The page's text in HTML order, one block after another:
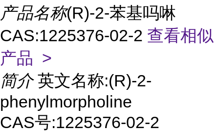
产品名称(R)-2-苯基吗啉
CAS:1225376-02-2 查看相似
产品 >
简介 英文名称:(R)-2-
phenylmorpholine
CAS号:1225376-02-2